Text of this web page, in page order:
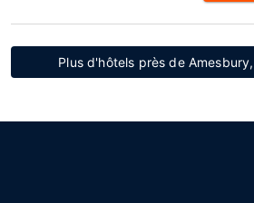
Plus d'hôtels près de